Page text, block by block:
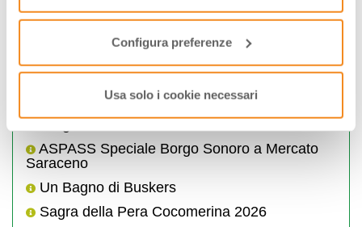
funzionamento del sito.
Configura preferenze
Usa solo i cookie necessari
Ferragosto bagnese
Mercato Saraceno. Vini e pellegrini
Teatro delle Terme
ASPASS Speciale Borgo Sonoro a Mercato
Saraceno
Un Bagno di Buskers
Sagra della Pera Cocomerina 2026